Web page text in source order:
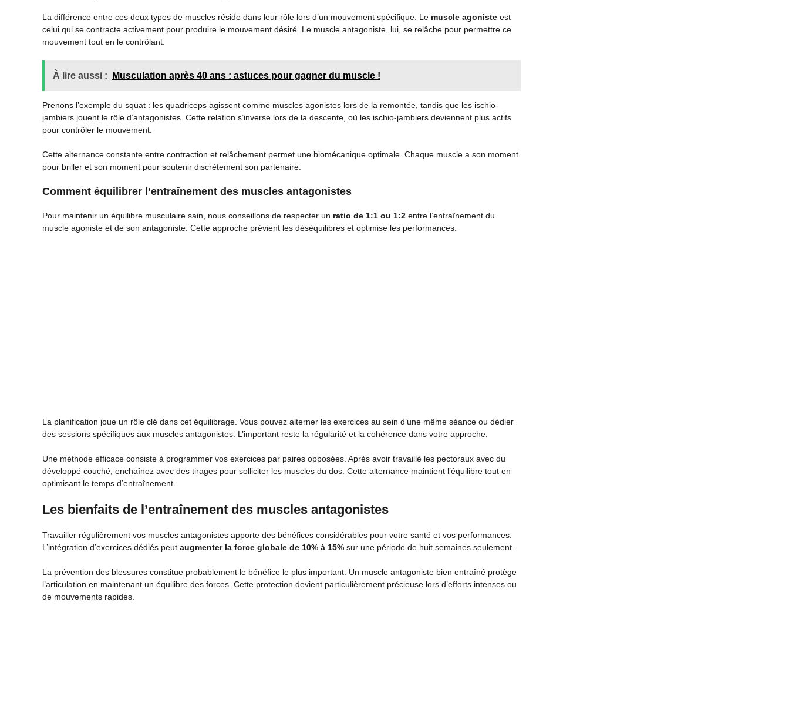
La différence entre ces deux types de muscles réside dans leur rôle lors d’un mouvement spécifique. Le muscle agoniste est
celui qui se contracte activement pour produire le mouvement désiré. Le muscle antagoniste, lui, se relâche pour permettre ce
mouvement tout en le contrôlant.
À lire aussi : Musculation après 40 ans : astuces pour gagner du muscle !
Prenons l’exemple du squat : les quadriceps agissent comme muscles agonistes lors de la remontée, tandis que les ischio-
jambiers jouent le rôle d’antagonistes. Cette relation s’inverse lors de la descente, où les ischio-jambiers deviennent plus actifs
pour contrôler le mouvement.
Cette alternance constante entre contraction et relâchement permet une biomécanique optimale. Chaque muscle a son moment
pour briller et son moment pour soutenir discrètement son partenaire.
Comment équilibrer l’entraînement des muscles antagonistes
Pour maintenir un équilibre musculaire sain, nous conseillons de respecter un ratio de 1:1 ou 1:2 entre l’entraînement du
muscle agoniste et de son antagoniste. Cette approche prévient les déséquilibres et optimise les performances.
La planification joue un rôle clé dans cet équilibrage. Vous pouvez alterner les exercices au sein d’une même séance ou dédier
des sessions spécifiques aux muscles antagonistes. L’important reste la régularité et la cohérence dans votre approche.
Une méthode efficace consiste à programmer vos exercices par paires opposées. Après avoir travaillé les pectoraux avec du
développé couché, enchaînez avec des tirages pour solliciter les muscles du dos. Cette alternance maintient l’équilibre tout en
optimisant le temps d’entraînement.
Les bienfaits de l’entraînement des muscles antagonistes
Travailler régulièrement vos muscles antagonistes apporte des bénéfices considérables pour votre santé et vos performances.
L’intégration d’exercices dédiés peut augmenter la force globale de 10% à 15% sur une période de huit semaines seulement.
La prévention des blessures constitue probablement le bénéfice le plus important. Un muscle antagoniste bien entraîné protège
l’articulation en maintenant un équilibre des forces. Cette protection devient particulièrement précieuse lors d’efforts intenses ou
de mouvements rapides.